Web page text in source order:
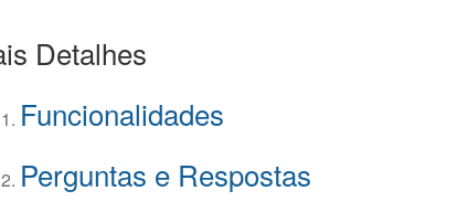
Detalhes
Funcionalidades
Perguntas e Respostas